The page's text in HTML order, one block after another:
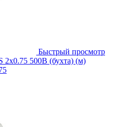
Быстрый просмотр
500В (бухта) (м)